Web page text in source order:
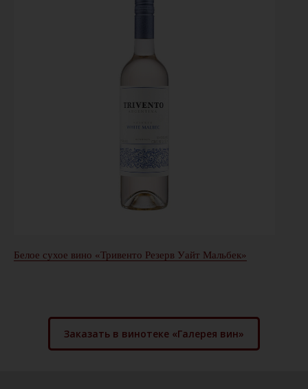
Белое сухое вино «Тривенто Резерв Уайт Мальбек»
Заказать в винотеке «Галерея вин»